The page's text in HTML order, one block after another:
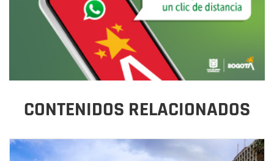
CONTENIDOS RELACIONADOS